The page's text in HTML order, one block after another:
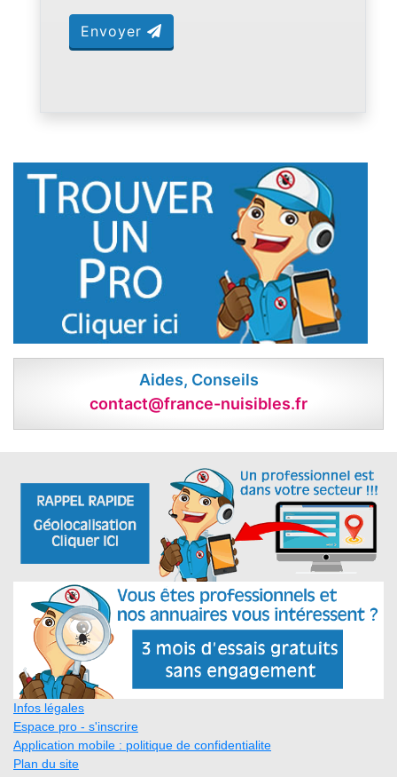
Envoyer
Aides, Conseils
contact@france-nuisibles.fr
Infos légales
Espace pro - s'inscrire
Application mobile : politique de confidentialite
Plan du site